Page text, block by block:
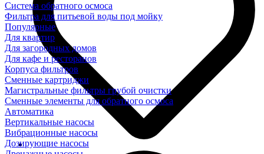
Система обратного осмоса
Фильтра для питьевой воды под мойку
Популярные
Для квартир
Для загородных домов
Для кафе и ресторанов
Корпуса фильтров
Сменные картриджи
Магистральные фильтры грубой очистки
Сменные элементы для обратного осмоса
Автоматика
Вертикальные насосы
Вибрационные насосы
Дозирующие насосы